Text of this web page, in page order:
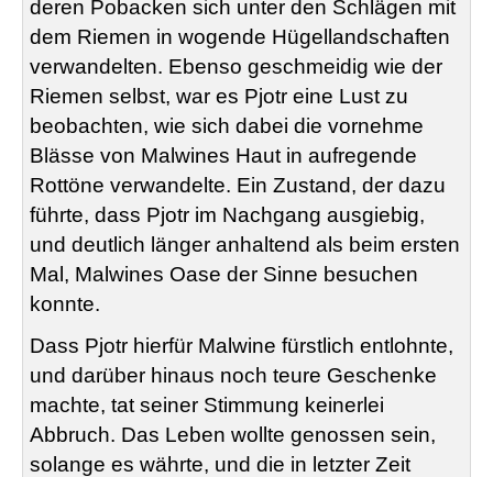
deren Pobacken sich unter den Schlägen mit
dem Riemen in wogende Hügellandschaften
verwandelten. Ebenso geschmeidig wie der
Riemen selbst, war es Pjotr eine Lust zu
beobachten, wie sich dabei die vornehme
Blässe von Malwines Haut in aufregende
Rottöne verwandelte. Ein Zustand, der dazu
führte, dass Pjotr im Nachgang ausgiebig,
und deutlich länger anhaltend als beim ersten
Mal, Malwines Oase der Sinne besuchen
konnte.
Dass Pjotr hierfür Malwine fürstlich entlohnte,
und darüber hinaus noch teure Geschenke
machte, tat seiner Stimmung keinerlei
Abbruch. Das Leben wollte genossen sein,
solange es währte, und die in letzter Zeit